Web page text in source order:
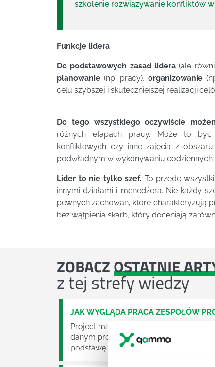
szkolenie rozwiązywanie konfliktów
Funkcje lidera
Do podstawowych zasad lidera (ale
planowanie (np. pracy),organizowanie
celu szybszej i skuteczniejszej realizacji
Do tego wszystkiego oczywiście
różnych etapach pracy. Może to być
konfliktowych czy inne zajęcia z
podwładnym w wykonywaniu codziennych
Lider to nie tylko szef. To przede
innymi działami i menedżera. Nie każdy
pewnych zachowań, które charakteryzują
bez wątpienia skarb, który doceniają
ZOBACZOSTATNIE
z tej strefy wiedzy
JAK WYGLĄDA PRACA ZESPOŁÓW
Project management (czyli
danym projektem założeń. Zajmują
podstawę działalności wielu